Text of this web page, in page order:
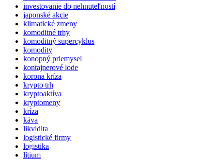
investovanie do nehnuteľností
japonské akcie
klimatické zmeny
komoditné trhy
komoditný supercyklus
komodity
konopný priemysel
kontajnerové lode
korona kríza
krypto trh
kryptoaktíva
kryptomeny
kríza
káva
likvidita
logistické firmy
logistika
lítium